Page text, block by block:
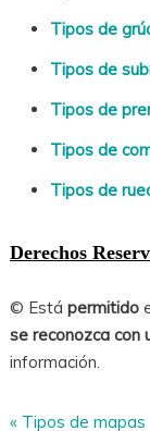
Tipos de
Tipos de
Tipos de
Tipos de
Tipos de
Derechos
© Está permitido
se reconozca con
información.
« Tipos de mapas